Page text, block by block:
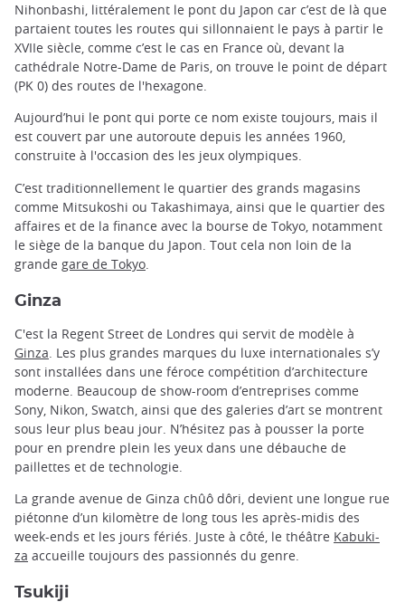
Nihonbashi, littéralement le pont du Japon car c’est de là que
partaient toutes les routes qui sillonnaient le pays à partir le
XVIIe siècle, comme c’est le cas en France où, devant la
cathédrale Notre-Dame de Paris, on trouve le point de départ
(PK 0) des routes de l'hexagone.
Aujourd’hui le pont qui porte ce nom existe toujours, mais il
est couvert par une autoroute depuis les années 1960,
construite à l'occasion des les jeux olympiques.
C’est traditionnellement le quartier des grands magasins
comme Mitsukoshi ou Takashimaya, ainsi que le quartier des
affaires et de la finance avec la bourse de Tokyo, notamment
le siège de la banque du Japon. Tout cela non loin de la
grande gare de Tokyo
Ginza
C'est la Regent Street de Londres qui servit de modèle à
Ginza . Les plus grandes marques du luxe internationales s’y
sont installées dans une féroce compétition d’architecture
moderne. Beaucoup de show-room d’entreprises comme
Sony, Nikon, Swatch, ainsi que des galeries d’art se montrent
sous leur plus beau jour. N’hésitez pas à pousser la porte
pour en prendre plein les yeux dans une débauche de
paillettes et de technologie.
La grande avenue de Ginza chûô dôri, devient une longue rue
piétonne d’un kilomètre de long tous les après-midis des
week-ends et les jours fériés. Juste à côté, le théâtre Kabuki-
za accueille toujours des passionnés du genre.
Tsukiji